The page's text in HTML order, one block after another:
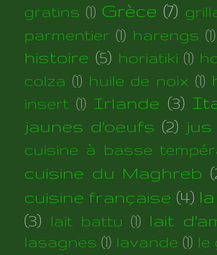
gratins (1) Grèce (7)
parmentier (1) harengs (1)
histoire (5) horiatiki (1)
colza (1) huile de noix (1)
insert (1) Irlande (3)
jaunes d'oeufs (2)
cuisine à basse
cuisine du Maghreb
cuisine française (4)
(3)
lait battu (1) lait
lasagnes (1) lavande (1) le